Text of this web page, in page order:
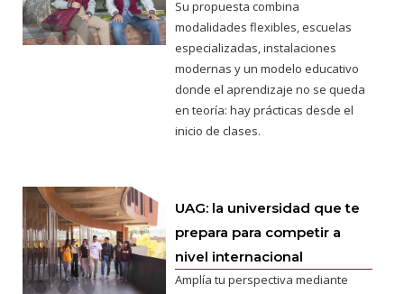
Su propuesta combina
modalidades flexibles, escuelas
especializadas, instalaciones
modernas y un modelo educativo
donde el aprendizaje no se queda
en teoría: hay prácticas desde el
inicio de clases.
UAG: la universidad que te
prepara para competir a
nivel internacional
Amplía tu perspectiva mediante